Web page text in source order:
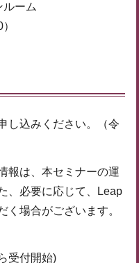
ーム
し込みください。（令
報は、本セミナーの運
、必要に応じて、Leap
く場合がございます。
受付開始)